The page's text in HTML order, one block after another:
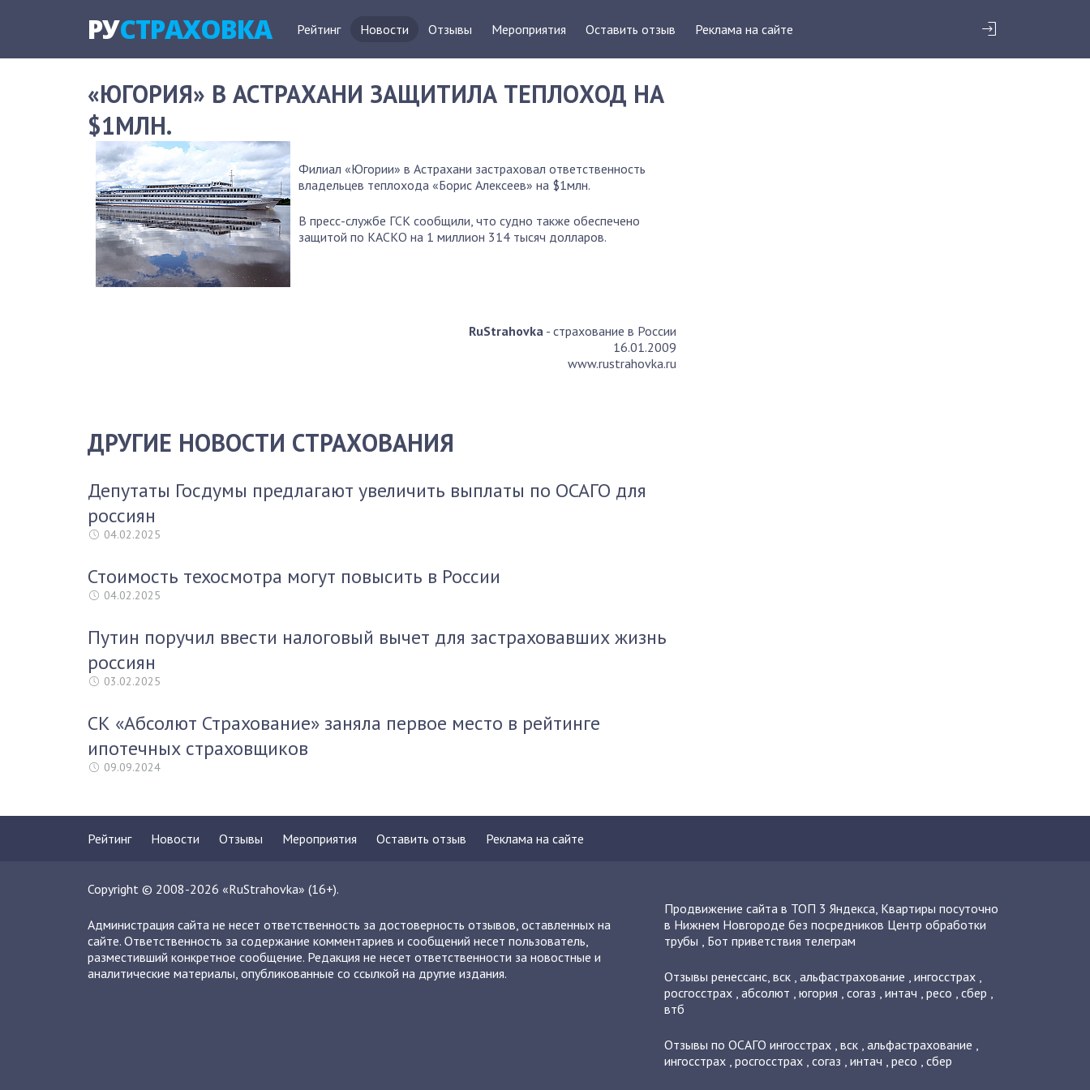
РУСТРАХОВКА Рейтинг Новости Отзывы Мероприятия Оставить отзыв Реклама на сайте
«ЮГОРИЯ» В АСТРАХАНИ ЗАЩИТИЛА ТЕПЛОХОД НА
$1МЛН.
Филиал «Югории» в Астрахани застраховал ответственность
владельцев теплохода «Борис Алексеев» на $1млн.
В пресс-службе ГСК сообщили, что судно также обеспечено
защитой по КАСКО на 1 миллион 314 тысяч долларов.
RuStrahovka- страхование в России
16.01.2009
www.rustrahovka.ru
ДРУГИЕ НОВОСТИ СТРАХОВАНИЯ
Депутаты Госдумы предлагают увеличить выплаты по ОСАГО для
россиян
04.02.2025
Стоимость техосмотра могут повысить в России
04.02.2025
Путин поручил ввести налоговый вычет для застраховавших жизнь
россиян
03.02.2025
СК «Абсолют Страхование» заняла первое место в рейтинге
ипотечных страховщиков
09.09.2024
Рейтинг Новости Отзывы Мероприятия Оставить отзыв Реклама на сайте
Copyright © 2008-2026 «RuStrahovka» (16+).
Администрация сайта не несет ответственность за достоверность отзывов, оставленных на
сайте. Ответственность за содержание комментариев и сообщений несет пользователь,
разместивший конкретное сообщение. Редакция не несет ответственности за новостные и
аналитические материалы, опубликованные со ссылкой на другие издания.
Продвижение сайта в ТОП 3 Яндекса, Квартиры посуточно
в Нижнем Новгороде без посредников Центр обработки
трубы , Бот приветствия телеграм
Отзывы ренессанс, вск, альфастрахование , ингосстрах,
росгосстрах, абсолют , югория , согаз , интач , ресо , сбер ,
втб
Отзывы по ОСАГО ингосстрах, вск, альфастрахование ,
ингосстрах, росгосстрах, согаз , интач , ресо , сбер